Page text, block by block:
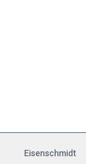
Eisenschmidt